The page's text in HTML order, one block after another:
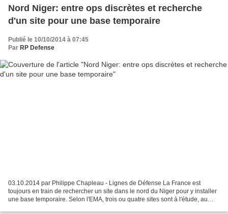
Nord Niger: entre ops discrètes et recherche
d'un site pour une base temporaire
Publié le 10/10/2014 à 07:45
Par RP Defense
03.10.2014 par Philippe Chapleau - Lignes de Défense La France est
toujours en train de rechercher un site dans le nord du Niger pour y installer
une base temporaire. Selon l'EMA, trois ou quatre sites sont à l'étude, au